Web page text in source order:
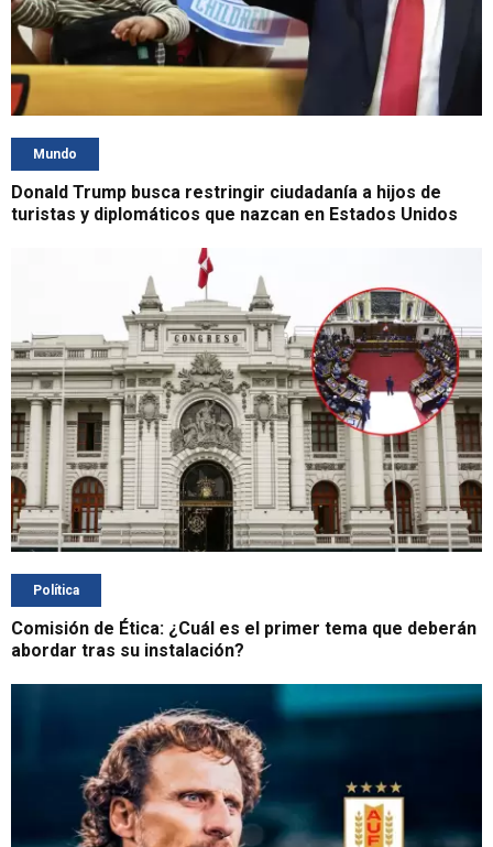
Mundo
Donald Trump busca restringir ciudadanía a hijos de
turistas y diplomáticos que nazcan en Estados Unidos
Política
Comisión de Ética: ¿Cuál es el primer tema que deberán
abordar tras su instalación?